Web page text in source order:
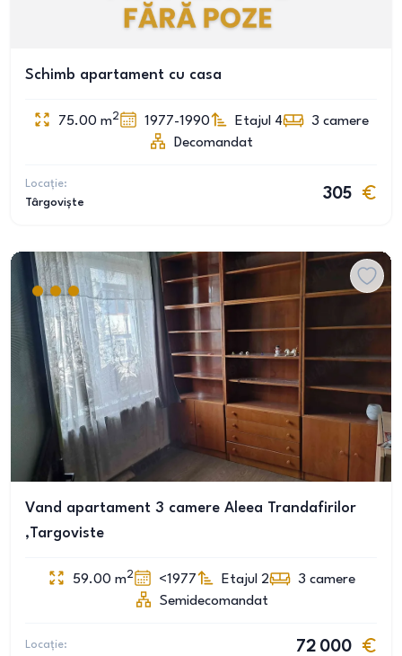
Schimb apartament cu casa
75.00 m2 1977-1990 Etajul 4 3 camere
Decomandat
Locație:
Târgoviște
305
Vand apartament 3 camere Aleea Trandafirilor
,Targoviste
59.00 m2 <1977 Etajul 2 3 camere
Semidecomandat
Locație:
72 000